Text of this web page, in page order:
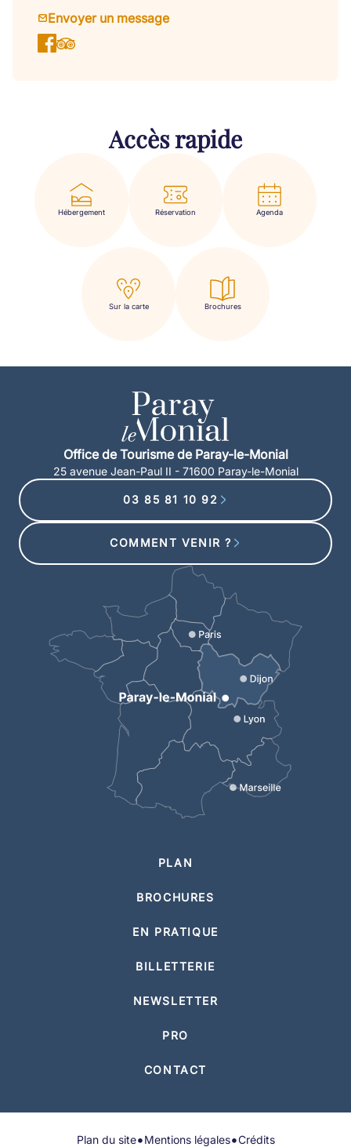
Envoyer un message
Accès rapide
Hébergement Réservation Agenda
Sur la carte Brochures
Office de Tourisme de Paray-le-Monial
25 avenue Jean-Paul II - 71600 Paray-le-Monial
03 85 81 10 92
COMMENT VENIR ?
PLAN
BROCHURES
EN PRATIQUE
BILLETTERIE
NEWSLETTER
PRO
CONTACT
Plan du site•Mentions légales•Crédits